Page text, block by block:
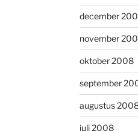
december
november
oktober 2008
september
augustus
juli 2008